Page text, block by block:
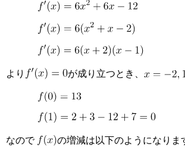
より が成り立つとき、
なので の増減は以下のようになりま